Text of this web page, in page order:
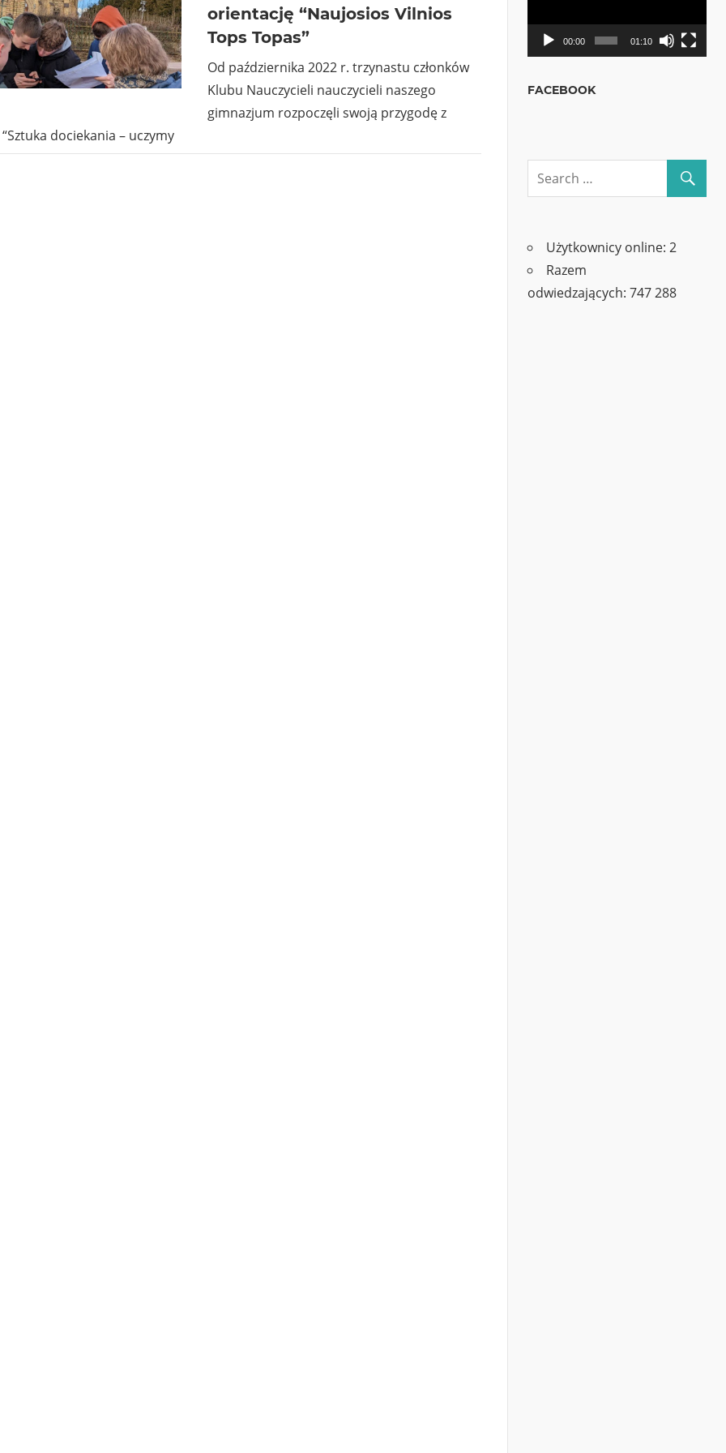
orientację “Naujosios Vilnios
Tops Topas”
Od października 2022 r. trzynastu członków
Klubu Nauczycieli nauczycieli naszego
gimnazjum rozpoczęli swoją przygodę z
dociekania – uczymy
00:00 01:10
FACEBOOK
Użytkownicy online:2
Razem
odwiedzających:747 288